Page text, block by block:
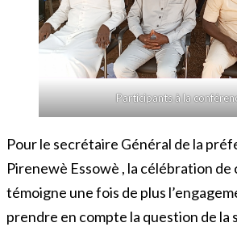
Participants à la
Pour le secrétaire Général de la
Pirenewè Essowè , la célébration
témoigne une fois de plus
prendre en compte la question de la